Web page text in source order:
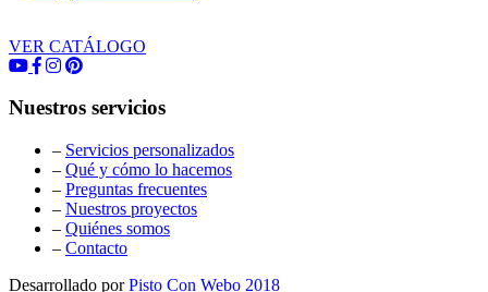
VER CATÁLOGO
Nuestros servicios
– Servicios personalizados
– Qué y cómo lo hacemos
– Preguntas frecuentes
– Nuestros proyectos
– Quiénes somos
– Contacto
Desarrollado porPisto Con Webo 2018